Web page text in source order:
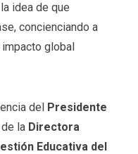
idea de que
concienciando a
global
del Presidente
la Directora
Educativa del